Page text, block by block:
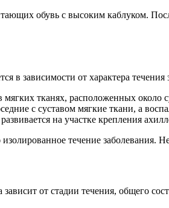
обувь с высоким каблуком.
в зависимости от характера
тканях, расположенных около
с суставом мягкие ткани, а
на участке крепления
течение
от стадии течения, общего